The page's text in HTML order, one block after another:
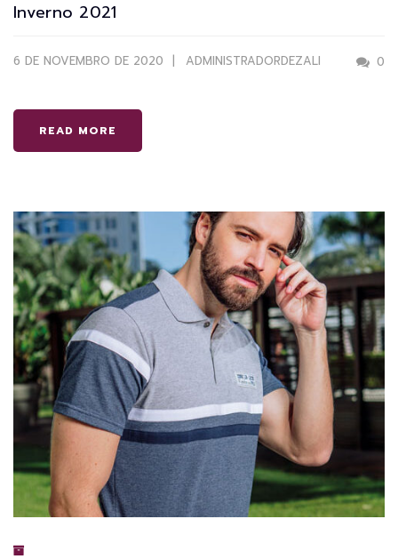
Inverno 2021
6 DE NOVEMBRO DE 2020 ADMINISTRADORDEZALI 0
READ MORE